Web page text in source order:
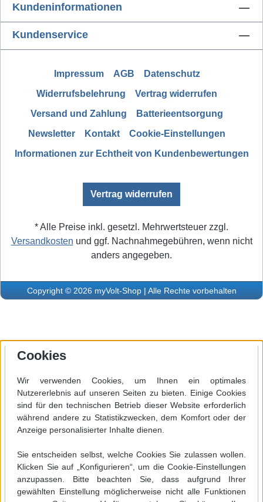
Kundeninformationen
Kundenservice
Impressum AGB
Datenschutz
Widerrufsbelehrung
Vertrag widerrufen
Versand und Zahlung
Batterieentsorgung
Newsletter
Kontakt
Cookie-Einstellungen
Informationen zur Echtheit von Kundenbewertungen
Vertrag widerrufen
* Alle Preise inkl. gesetzl. Mehrwertsteuer zzgl.
Versandkosten und ggf. Nachnahmegebühren, wenn nicht
anders angegeben.
Copyright © 2026 myVolt-Shop | Alle Rechte vorbehalten
Cookies
Wir verwenden Cookies, um Ihnen ein optimales
Nutzererlebnis auf unseren Seiten zu bieten. Einige Cookies
sind für den technischen Betrieb dieser Website erforderlich
während andere zu Statistikzwecken, dem Komfort oder der
Anzeige personalisierter Inhalte dienen.
Sie entscheiden selbst, welche Cookies Sie zulassen wollen.
Klicken Sie auf „Konfigurieren“, um die Cookie-Einstellungen
anzupassen. Bitte beachten Sie, dass aufgrund Ihrer
gewählten Einstellung möglicherweise nicht alle Funktionen